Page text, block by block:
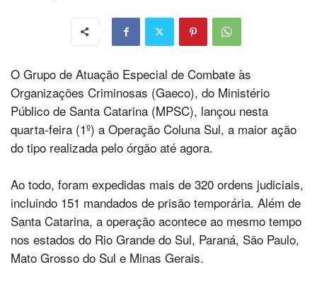
O Grupo de Atuação Especial de Combate às
Organizações Criminosas (Gaeco), do Ministério
Público de Santa Catarina (MPSC), lançou nesta
quarta-feira (1º) a Operação Coluna Sul, a maior ação
do tipo realizada pelo órgão até agora.
Ao todo, foram expedidas mais de 320 ordens judiciais,
incluindo 151 mandados de prisão temporária. Além de
Santa Catarina, a operação acontece ao mesmo tempo
nos estados do Rio Grande do Sul, Paraná, São Paulo,
Mato Grosso do Sul e Minas Gerais.